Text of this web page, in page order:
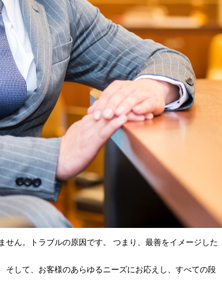
ん。トラブルの原因です。 つまり、最善をイメージした
して、お客様のあらゆるニーズにお応えし、すべての段